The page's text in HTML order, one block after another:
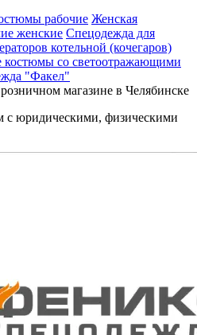
рабочие Женская
женские Спецодежда для
котельной (кочегаров)
костюмы со светоотражающими
"Факел"
магазине в Челябинске
с юридическими, физическими